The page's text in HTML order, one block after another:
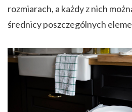
rozmiarach, a każdy z nich
średnicy poszczególnych